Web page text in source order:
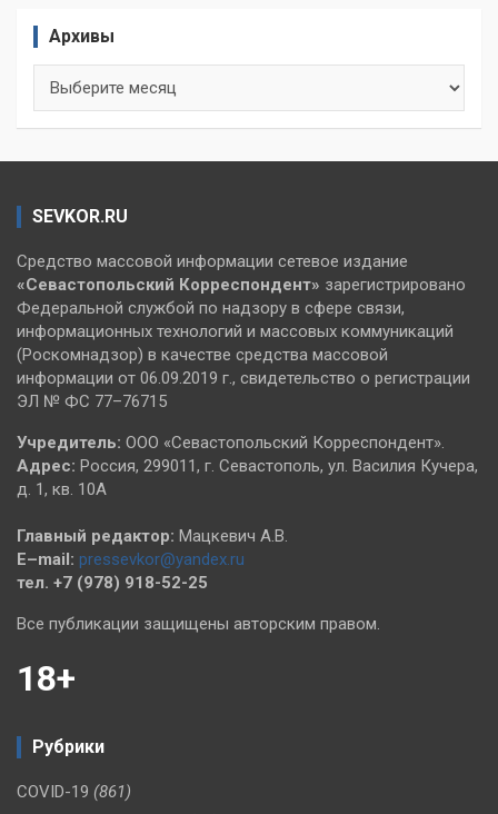
Архивы
SEVKOR.RU
Средство массовой информации сетевое издание
«Севастопольский Корреспондент» зарегистрировано
Федеральной службой по надзору в сфере связи,
информационных технологий и массовых коммуникаций
(Роскомнадзор) в качестве средства массовой
информации от 06.09.2019 г., свидетельство о регистрации
ЭЛ № ФС 77–76715
Учредитель: ООО «Севастопольский Корреспондент».
Адрес: Россия, 299011, г. Севастополь, ул. Василия Кучера,
д. 1, кв. 10А
Главный редактор: Мацкевич А.В.
E–mail: pressevkor@yandex.ru
тел. +7 (978) 918-52-25
Все публикации защищены авторским правом.
18+
Рубрики
COVID-19 (861)